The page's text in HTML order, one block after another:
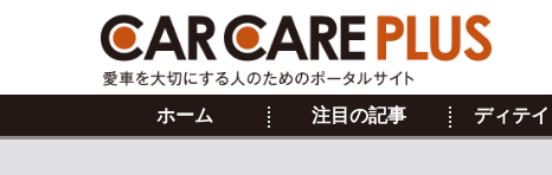
ホーム 注目の記事 ディテ